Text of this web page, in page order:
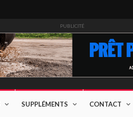
PUBLICITÉ
SUPPLÉMENTS CONTACT